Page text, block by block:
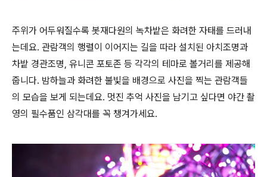
주위가 어두워질수록 봇재다원의 녹차밭은 화려한 자태를 드러내
는데요. 관람객의 행렬이 이어지는 길을 따라 설치된 아치조명과
차밭 경관조명, 유니콘 포토존 등 각각의 테마로 볼거리를 제공해
줍니다. 밤하늘과 화려한 불빛을 배경으로 사진을 찍는 관람객들
의 모습을 보게 되는데요. 멋진 추억 사진을 남기고 싶다면 야간 촬
영의 필수품인 삼각대를 꼭 챙겨가세요.